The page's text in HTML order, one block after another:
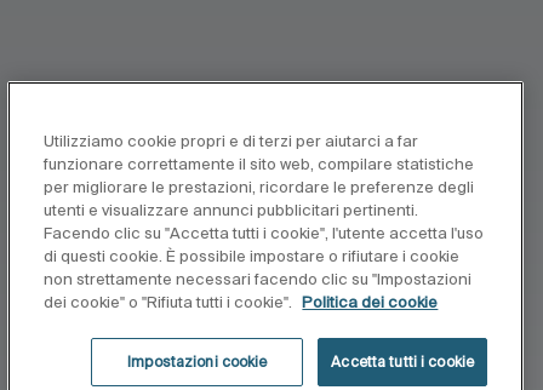
Utilizziamo cookie propri e di terzi per aiutarci a far
funzionare correttamente il sito web, compilare statistiche
per migliorare le prestazioni, ricordare le preferenze degli
utenti e visualizzare annunci pubblicitari pertinenti.
Facendo clic su "Accetta tutti i cookie", l'utente accetta l'uso
di questi cookie. È possibile impostare o rifiutare i cookie
non strettamente necessari facendo clic su "Impostazioni
dei cookie" o "Rifiuta tutti i cookie".
Politica dei cookie
Impostazioni cookie Accetta tutti i cookie